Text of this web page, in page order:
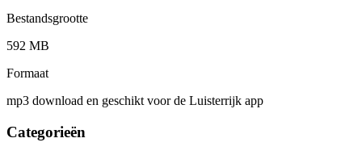
Bestandsgrootte
592 MB
Formaat
mp3 download en geschikt voor de Luisterrijk app
Categorieën